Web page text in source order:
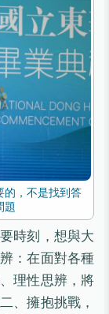
的，不是找到答
題
時刻，想與大
：在面對各種
理性思辨，將
、擁抱挑戰，